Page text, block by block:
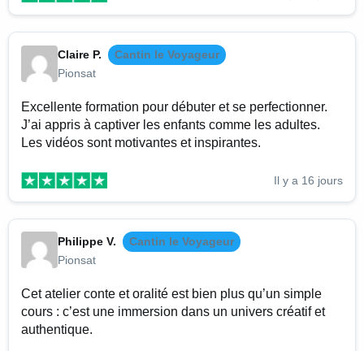
Claire P.
Cantin le Voyageur
Pionsat
Excellente formation pour débuter et se perfectionner.
J’ai appris à captiver les enfants comme les adultes.
Les vidéos sont motivantes et inspirantes.
Il y a 16 jours
Philippe V.
Cantin le Voyageur
Pionsat
Cet atelier conte et oralité est bien plus qu’un simple
cours : c’est une immersion dans un univers créatif et
authentique.